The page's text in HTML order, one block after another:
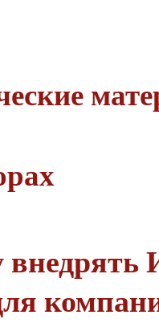
внедрять